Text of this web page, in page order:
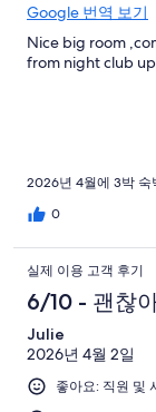
Google 번역 보기
Nice big room
from night club
2026년 4월에 3박 숙
0
실제 이용 고객 후기
6/10 - 괜찮
Julie
2026년 4월 2일
좋아요: 직원 및